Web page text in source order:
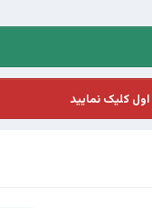
کلیک نمایید